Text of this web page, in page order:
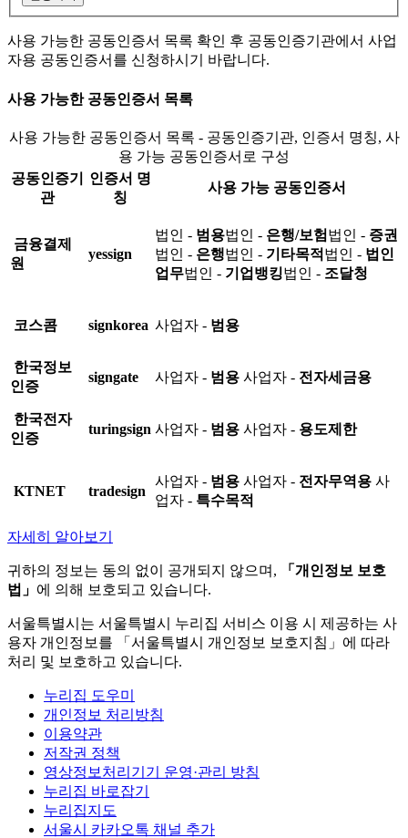
사용 가능한 공동인증서 목록 확인 후 공동인증기관에서 사업
자용 공동인증서를 신청하시기 바랍니다.
사용 가능한 공동인증서 목록
사용 가능한 공동인증서 목록 - 공동인증기관, 인증서 명칭, 사
용 가능 공동인증서로 구성
공동인증기
관
인증서 명
칭
사용 가능 공동인증서
금융결제
원
yessign
법인 - 범용법인 - 은행/보험 법인 - 증권
법인 - 은행법인 - 기타목적 법인 - 법인
업무법인 - 기업뱅킹법인 - 조달청
코스콤 signkorea 사업자 - 범용
한국정보
인증
signgate 사업자 - 범용 사업자 - 전자세금용
한국전자
인증
turingsign 사업자 - 범용 사업자 - 용도제한
KTNET tradesign
사업자 - 범용 사업자 - 전자무역용 사
업자 - 특수목적
자세히 알아보기
귀하의 정보는 동의 없이 공개되지 않으며,
「개인정보 보호
법」 에 의해 보호되고 있습니다.
서울특별시는 서울특별시 누리집 서비스 이용 시 제공하는 사
용자 개인정보를 「서울특별시 개인정보 보호지침」에 따라
처리 및 보호하고 있습니다.
누리집 도우미
개인정보 처리방침
이용약관
저작권 정책
영상정보처리기기 운영·관리 방침
누리집 바로잡기
누리집지도
서울시 카카오톡 채널 추가